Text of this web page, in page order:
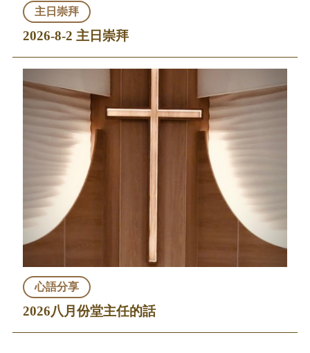
主日崇拜
2026-8-2 主日崇拜
心語分享
2026八月份堂主任的話